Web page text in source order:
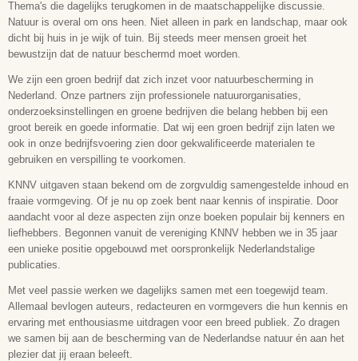
Thema's die dagelijks terugkomen in de maatschappelijke discussie.
Natuur is overal om ons heen. Niet alleen in park en landschap, maar ook
dicht bij huis in je wijk of tuin. Bij steeds meer mensen groeit het
bewustzijn dat de natuur beschermd moet worden.
We zijn een groen bedrijf dat zich inzet voor natuurbescherming in
Nederland. Onze partners zijn professionele natuurorganisaties,
onderzoeksinstellingen en groene bedrijven die belang hebben bij een
groot bereik en goede informatie. Dat wij een groen bedrijf zijn laten we
ook in onze bedrijfsvoering zien door gekwalificeerde materialen te
gebruiken en verspilling te voorkomen.
KNNV uitgaven staan bekend om de zorgvuldig samengestelde inhoud en
fraaie vormgeving. Of je nu op zoek bent naar kennis of inspiratie. Door
aandacht voor al deze aspecten zijn onze boeken populair bij kenners en
liefhebbers. Begonnen vanuit de vereniging KNNV hebben we in 35 jaar
een unieke positie opgebouwd met oorspronkelijk Nederlandstalige
publicaties.
Met veel passie werken we dagelijks samen met een toegewijd team.
Allemaal bevlogen auteurs, redacteuren en vormgevers die hun kennis en
ervaring met enthousiasme uitdragen voor een breed publiek. Zo dragen
we samen bij aan de bescherming van de Nederlandse natuur én aan het
plezier dat jij eraan beleeft.